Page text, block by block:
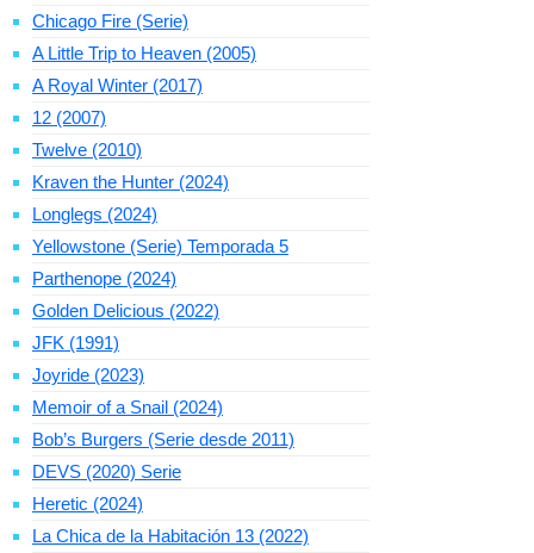
Chicago Fire (Serie)
A Little Trip to Heaven (2005)
A Royal Winter (2017)
12 (2007)
Twelve (2010)
Kraven the Hunter (2024)
Longlegs (2024)
Yellowstone (Serie) Temporada 5
Parthenope (2024)
Golden Delicious (2022)
JFK (1991)
Joyride (2023)
Memoir of a Snail (2024)
Bob’s Burgers (Serie desde 2011)
DEVS (2020) Serie
Heretic (2024)
La Chica de la Habitación 13 (2022)